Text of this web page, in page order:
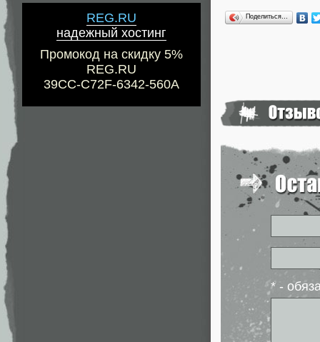
REG.RU
надежный хостинг
Промокод на скидку 5%
REG.RU
39CC-C72F-6342-560A
Поделиться…
* -